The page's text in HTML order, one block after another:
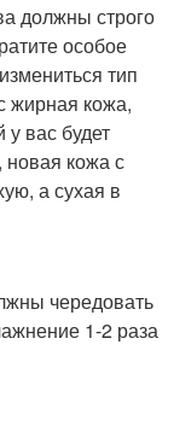
должны строго
особое
тип
жирная кожа,
у вас будет
новая кожа с
а сухая в
чередовать
1-2 раза